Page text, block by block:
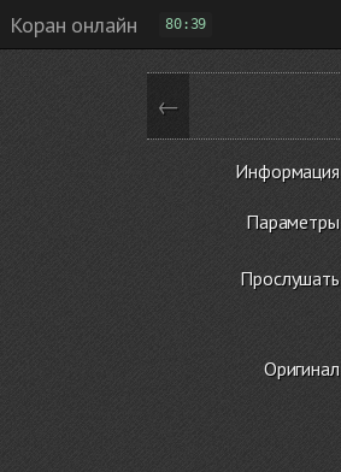
Коран онлайн 80:39
←
Информация
Параметры
Прослушать
Оригинал